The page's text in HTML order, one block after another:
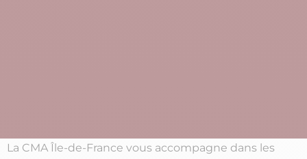
La CMA Île-de-France vous accompagne dans les